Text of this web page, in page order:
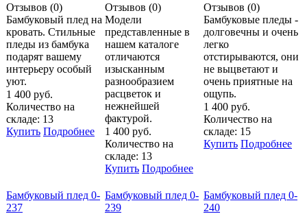
Отзывов (0)
Бамбуковый плед на
кровать. Стильные
пледы из бамбука
подарят вашему
интерьеру особый
уют.
1 400 руб.
Количество на
складе: 13
Купить Подробнее
Отзывов (0)
Модели
представленные в
нашем каталоге
отличаются
изысканным
разнообразием
расцветок и
нежнейшей
фактурой.
1 400 руб.
Количество на
складе: 13
Купить Подробнее
Отзывов (0)
Бамбуковые пледы -
долговечны и очень
легко
отстирываются, они
не выцветают и
очень приятные на
ощупь.
1 400 руб.
Количество на
складе: 15
Купить Подробнее
Бамбуковый плед 0-
237
Бамбуковый плед 0-
239
Бамбуковый плед 0-
240